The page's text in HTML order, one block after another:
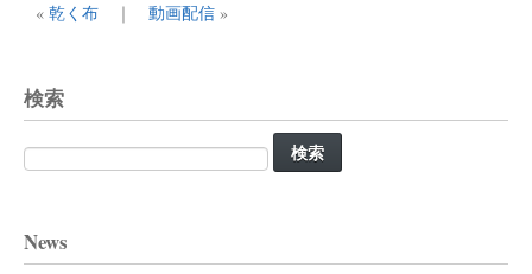
« 乾く布 ｜ 動画配信 »
検索
検
索:
News